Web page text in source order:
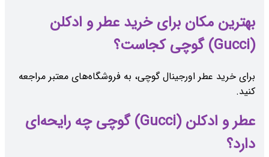
بهترین مکان برای خرید عطر و ادکلن
(Gucci) گوچی کجاست؟
برای خرید عطر اورجینال گوچی، به فروشگاه‌های معتبر مراجعه
کنید.
عطر و ادکلن (Gucci) گوچی چه رایحه‌ای
دارد؟